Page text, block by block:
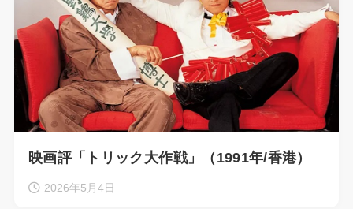
映画評「トリック大作戦」（1991年/香港）
2026年5月4日